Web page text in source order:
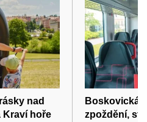
nad
Kraví hoře
Boskovická
zpoždění,